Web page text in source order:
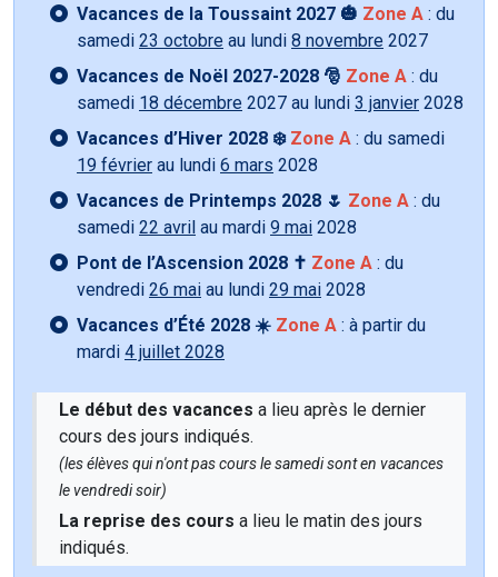
Vacances de la Toussaint 2027 🎃 Zone A : du
samedi 23 octobre au lundi 8 novembre 2027
Vacances de Noël 2027-2028 🎅 Zone A : du
samedi 18 décembre 2027 au lundi 3 janvier 2028
Vacances d’Hiver 2028 ❄️ Zone A : du samedi
19 février au lundi 6 mars 2028
Vacances de Printemps 2028 🌷 Zone A : du
samedi 22 avril au mardi 9 mai 2028
Pont de l’Ascension 2028 ✝️ Zone A : du
vendredi 26 mai au lundi 29 mai 2028
Vacances d’Été 2028 ☀️ Zone A : à partir du
mardi 4 juillet 2028
Le début des vacances a lieu après le dernier
cours des jours indiqués.
(les élèves qui n'ont pas cours le samedi sont en vacances
le vendredi soir)
La reprise des cours a lieu le matin des jours
indiqués.